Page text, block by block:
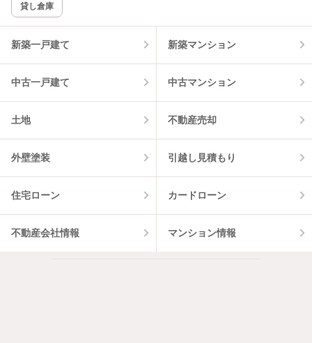
貸し倉庫
新築一戸建て 新築マンション
中古一戸建て 中古マンション
土地 不動産売却
外壁塗装 引越し見積もり
住宅ローン カードローン
不動産会社情報 マンション情報